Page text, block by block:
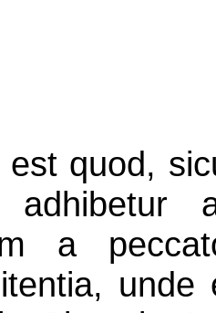
quod,
adhibetur
a
unde